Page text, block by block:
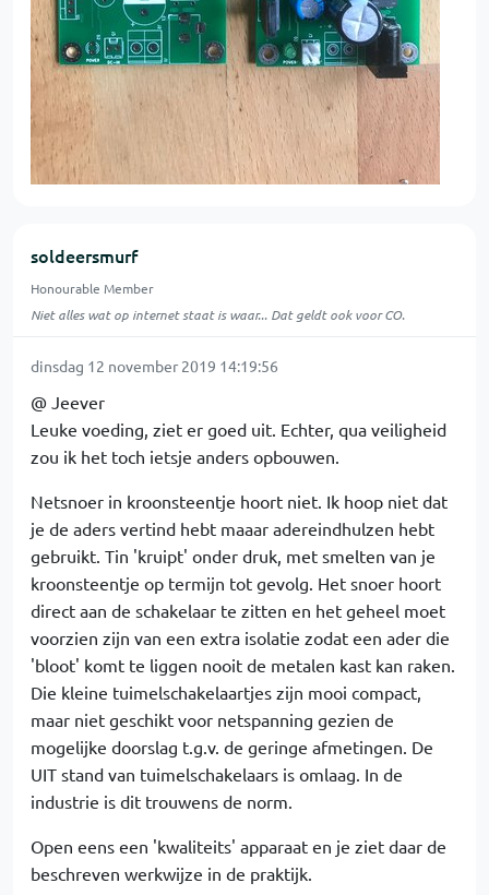
soldeersmurf
Honourable Member
Niet alles wat op internet staat is waar... Dat geldt ook voor CO.
dinsdag 12 november 2019 14:19:56
@ Jeever
Leuke voeding, ziet er goed uit. Echter, qua veiligheid
zou ik het toch ietsje anders opbouwen.
Netsnoer in kroonsteentje hoort niet. Ik hoop niet dat
je de aders vertind hebt maaar adereindhulzen hebt
gebruikt. Tin 'kruipt' onder druk, met smelten van je
kroonsteentje op termijn tot gevolg. Het snoer hoort
direct aan de schakelaar te zitten en het geheel moet
voorzien zijn van een extra isolatie zodat een ader die
'bloot' komt te liggen nooit de metalen kast kan raken.
Die kleine tuimelschakelaartjes zijn mooi compact,
maar niet geschikt voor netspanning gezien de
mogelijke doorslag t.g.v. de geringe afmetingen. De
UIT stand van tuimelschakelaars is omlaag. In de
industrie is dit trouwens de norm.
Open eens een 'kwaliteits' apparaat en je ziet daar de
beschreven werkwijze in de praktijk.